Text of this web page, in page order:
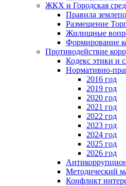
ЖКХ и Городская
Правила
Размещение
Жилищные
Формирование
Противодействие
Кодекс этики и
Нормативно-
2016 год
2019 год
2020 год
2021 год
2022 год
2023 год
2024 год
2025 год
2026 год
Методический
Конфликт